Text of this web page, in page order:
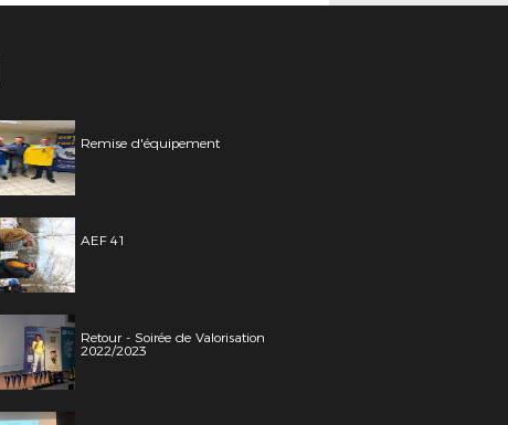
Remise d'équipement
AEF 41
Retour - Soirée de Valorisation
2022/2023